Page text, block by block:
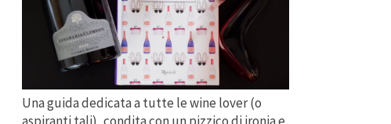
Una guida dedicata a tutte le wine lover (o
aspiranti tali), condita con un pizzico di ironia e